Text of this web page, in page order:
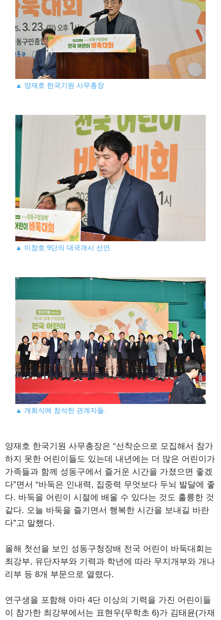
▲ 양재호 한국기원 사무총장
▲ 이창호 9단의 대국개시 선언.
▲ 개회식에 참석한 관계자들.
양재호 한국기원 사무총장은 “선착순으로 모집해서 참가
하지 못한 어린이들도 있는데 내년에는 더 많은 어린이가
가족들과 함께 성동구에서 즐거운 시간을 가졌으면 좋겠
다”면서 “바둑은 인내력, 집중력 무엇보다 두뇌 발달에 좋
다. 바둑을 어린이 시절에 배울 수 있다는 것도 훌륭한 것
같다. 오늘 바둑을 즐기면서 행복한 시간을 보내길 바란
다”고 말했다.
올해 첫선을 보인 성동구청장배 전국 어린이 바둑대회는
최강부, 유단자부와 기력과 학년에 따라 무지개부와 개나
리부 등 8개 부문으로 열렸다.
연구생을 포함해 아마 4단 이상의 기력을 가진 어린이들
이 참가한 최강부에서는 표현우(무학초 6)가 김태윤(가재